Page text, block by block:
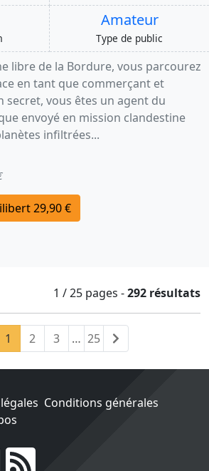
Amateur
Type de public
libre de la Bordure, vous parcourez
en tant que commerçant et
secret, vous êtes un agent du
envoyé en mission clandestine
infiltrées...
29,90 €
1 / 25 pages -292 résultats
1 (current)
2 3 … 25 Suivant
Conditions générales